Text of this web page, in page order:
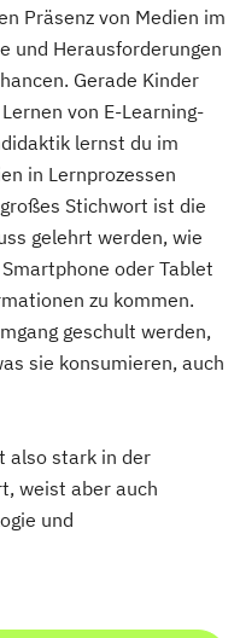
Präsenz von Medien im
und Herausforderungen
Gerade Kinder
von E-Learning-
lernst du im
in Lernprozessen
Stichwort ist die
gelehrt werden, wie
oder Tablet
zu kommen.
geschult werden,
sie konsumieren, auch
also stark in der
weist aber auch
und